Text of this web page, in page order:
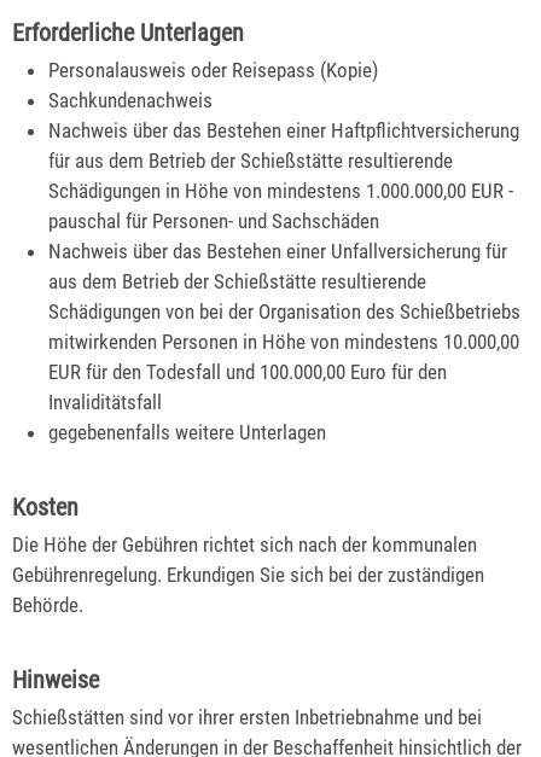
Erforderliche Unterlagen
Personalausweis oder Reisepass (Kopie)
Sachkundenachweis
Nachweis über das Bestehen einer Haftpflichtversicherung
für aus dem Betrieb der Schießstätte resultierende
Schädigungen in Höhe von mindestens 1.000.000,00 EUR -
pauschal für Personen- und Sachschäden
Nachweis über das Bestehen einer Unfallversicherung für
aus dem Betrieb der Schießstätte resultierende
Schädigungen von bei der Organisation des Schießbetriebs
mitwirkenden Personen in Höhe von mindestens 10.000,00
EUR für den Todesfall und 100.000,00 Euro für den
Invaliditätsfall
gegebenenfalls weitere Unterlagen
Kosten
Die Höhe der Gebühren richtet sich nach der kommunalen
Gebührenregelung. Erkundigen Sie sich bei der zuständigen
Behörde.
Hinweise
Schießstätten sind vor ihrer ersten Inbetriebnahme und bei
wesentlichen Änderungen in der Beschaffenheit hinsichtlich der